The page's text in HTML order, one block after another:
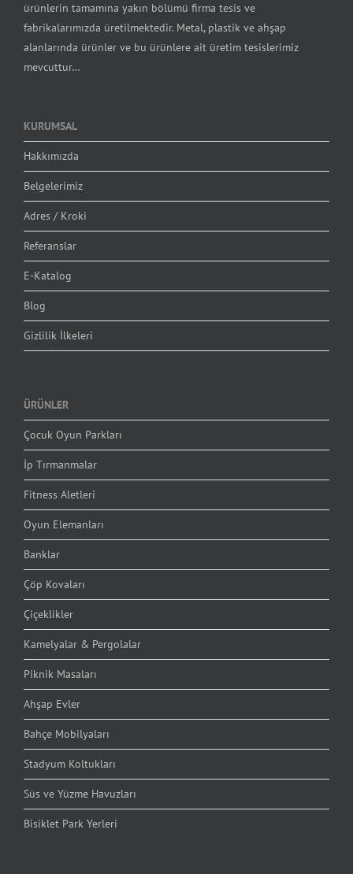
ürünlerin tamamına yakın bölümü firma tesis ve
fabrikalarımızda üretilmektedir. Metal, plastik ve ahşap
alanlarında ürünler ve bu ürünlere ait üretim tesislerimiz
mevcuttur…
KURUMSAL
Hakkımızda
Belgelerimiz
Adres / Kroki
Referanslar
E-Katalog
Blog
Gizlilik İlkeleri
ÜRÜNLER
Çocuk Oyun Parkları
İp Tırmanmalar
Fitness Aletleri
Oyun Elemanları
Banklar
Çöp Kovaları
Çiçeklikler
Kamelyalar & Pergolalar
Piknik Masaları
Ahşap Evler
Bahçe Mobilyaları
Stadyum Koltukları
Süs ve Yüzme Havuzları
Bisiklet Park Yerleri